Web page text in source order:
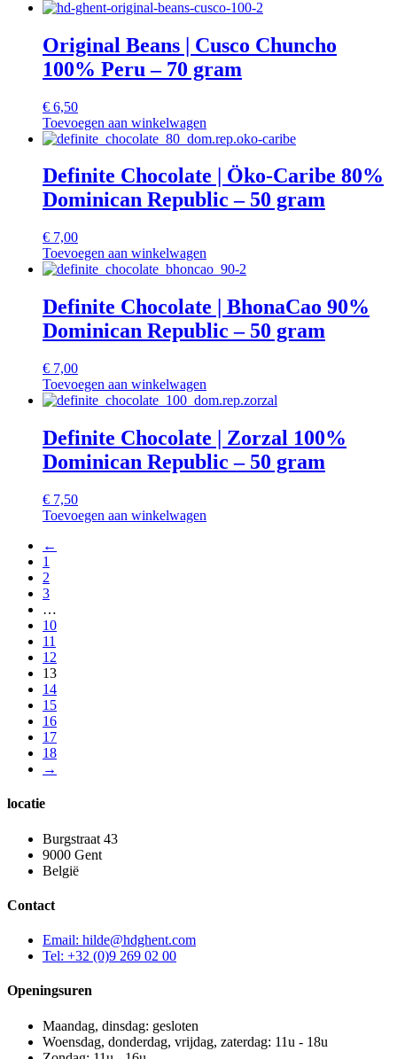
Original Beans | Cusco Chuncho
100% Peru – 70 gram
€ 6,50
Toevoegen aan winkelwagen
Definite Chocolate | Öko-Caribe 80%
Dominican Republic – 50 gram
€ 7,00
Toevoegen aan winkelwagen
Definite Chocolate | BhonaCao 90%
Dominican Republic – 50 gram
€ 7,00
Toevoegen aan winkelwagen
Definite Chocolate | Zorzal 100%
Dominican Republic – 50 gram
€ 7,50
Toevoegen aan winkelwagen
←
1
2
3
…
10
11
12
13
14
15
16
17
18
→
locatie
Burgstraat 43
9000 Gent
België
Contact
Email: hilde@hdghent.com
Tel: +32 (0)9 269 02 00
Openingsuren
Maandag, dinsdag: gesloten
Woensdag, donderdag, vrijdag, zaterdag: 11u - 18u